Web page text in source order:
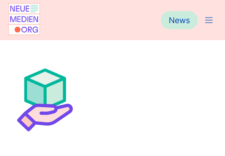
News